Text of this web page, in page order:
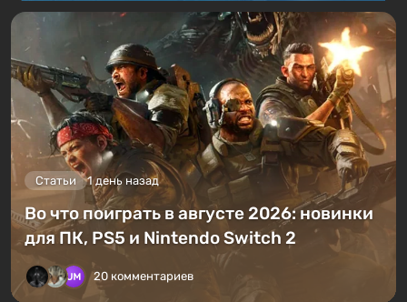
Статьи 1 день назад
Во что поиграть в августе 2026: новинки
для ПК, PS5 и Nintendo Switch 2
20 комментариев